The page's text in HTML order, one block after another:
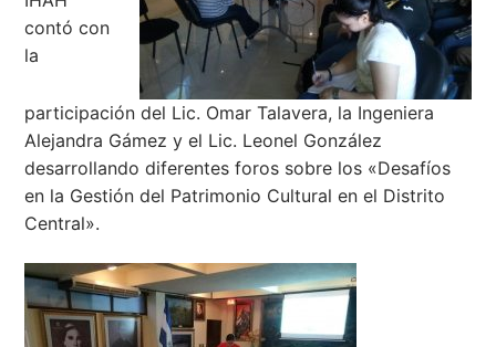
contó con
la
participación del Lic. Omar Talavera, la Ingeniera
Alejandra Gámez y el Lic. Leonel González
desarrollando diferentes foros sobre los «Desafíos
en la Gestión del Patrimonio Cultural en el Distrito
Central».